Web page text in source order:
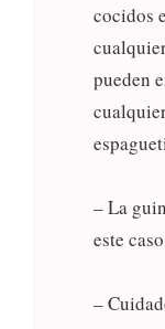
cocidos
pueden
– La
este
–